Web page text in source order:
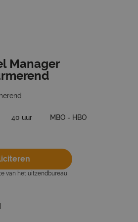
Ga terug naar vacatures
Manager
40 uur
MBO - HBO
van het uitzendbureau